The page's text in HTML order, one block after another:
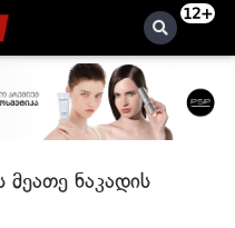
12+
ნაკადის